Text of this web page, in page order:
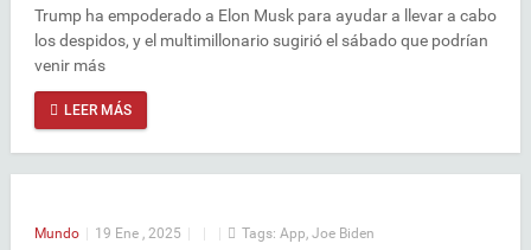
Trump ha empoderado a Elon Musk para ayudar a llevar a cabo
los despidos, y el multimillonario sugirió el sábado que podrían
venir más
LEER MÁS
Mundo | 19 Ene , 2025 | | | Tags: App Joe Biden